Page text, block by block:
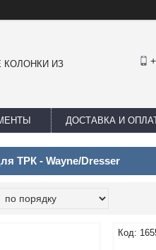
КОЛОНКИ ИЗ
ДОСТАВКА И
ТРК - Wayne/Dresser